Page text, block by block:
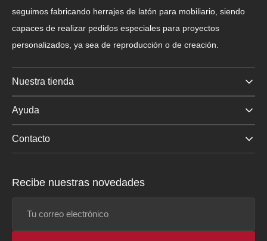
seguimos fabricando herrajes de latón para mobiliario, siendo
capaces de realizar pedidos especiales para proyectos
personalizados, ya sea de reproducción o de creación.
Nuestra tienda
Ayuda
Contacto
Recibe nuestras novedades